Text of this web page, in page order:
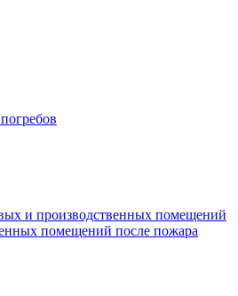
и производственных помещений
помещений после пожара